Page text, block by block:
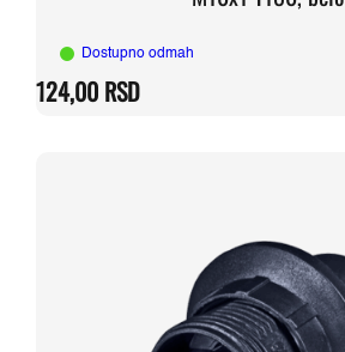
Dostupno odmah
124,00 RSD